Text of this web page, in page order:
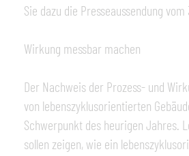
Sie dazu die Presseaussendung vom
Wirkung messbar machen
Der Nachweis der Prozess- und
von lebenszyklusorientierten
Schwerpunkt des heurigen Jahres.
sollen zeigen, wie ein